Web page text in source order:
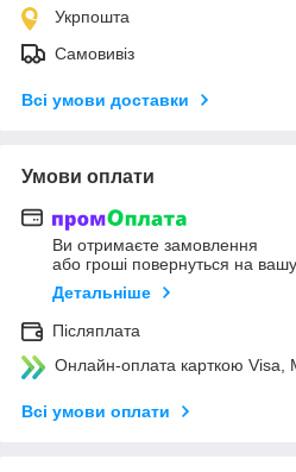
Укрпошта
Самовивіз
Всі умови доставки
Умови оплати
Ви отримаєте замовлення
або гроші повернуться на
Детальніше
Післяплата
Онлайн-оплата карткою Visa,
Всі умови оплати